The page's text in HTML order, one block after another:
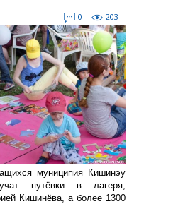
0 203
муниципия Кишинэу
путёвки в лагеря,
Кишинёва, а более 1300